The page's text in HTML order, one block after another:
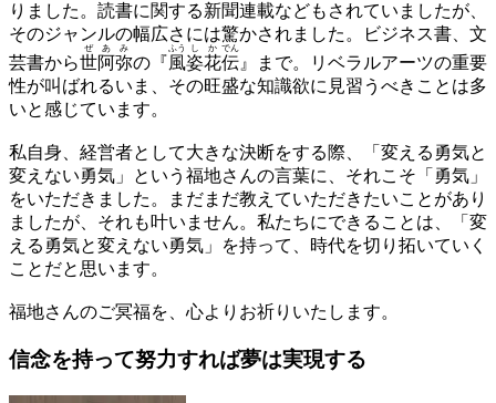
りました。読書に関する新聞連載などもされていましたが、
そのジャンルの幅広さには驚かされました。ビジネス書、文
芸書から世
ぜ
阿
あ
弥
み
の『風
ふう
姿
し
花
か
伝
でん
』まで。リベラルアーツの重要
性が叫ばれるいま、その旺盛な知識欲に見習うべきことは多
いと感じています。
私自身、経営者として大きな決断をする際、「変える勇気と
変えない勇気」という福地さんの言葉に、それこそ「勇気」
をいただきました。まだまだ教えていただきたいことがあり
ましたが、それも叶いません。私たちにできることは、「変
える勇気と変えない勇気」を持って、時代を切り拓いていく
ことだと思います。
福地さんのご冥福を、心よりお祈りいたします。
信念を持って努力すれば夢は実現する